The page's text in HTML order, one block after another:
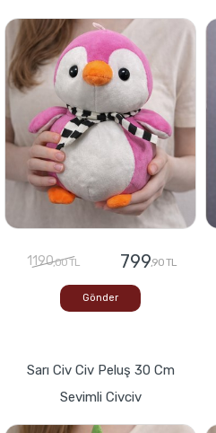
1190,00 TL 799,90 TL
Gönder
Sarı Civ Civ Peluş 30 Cm
Sevimli Civciv